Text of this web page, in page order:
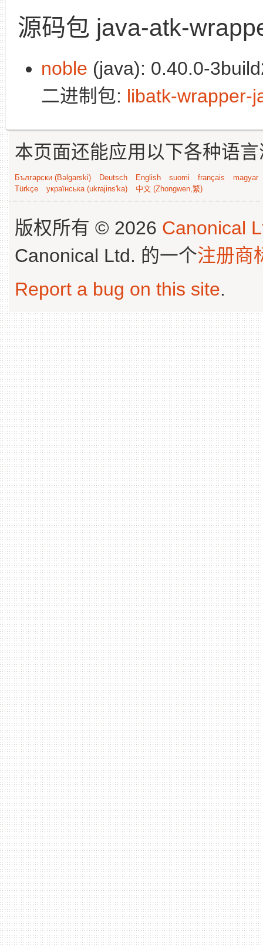
源码包 java-atk-
noble (java): 0.40.0-
二进制包: libatk-wrapper-
本页面还能应用以下各种语
Български (Bəlgarski) Deutsch English suomi français
magyar
Türkçe
українська (ukrajins'ka) 中文 (Zhongwen,繁)
版权所有 © 2026 Canonical
Canonical Ltd. 的一个注册商
Report a bug on this site.